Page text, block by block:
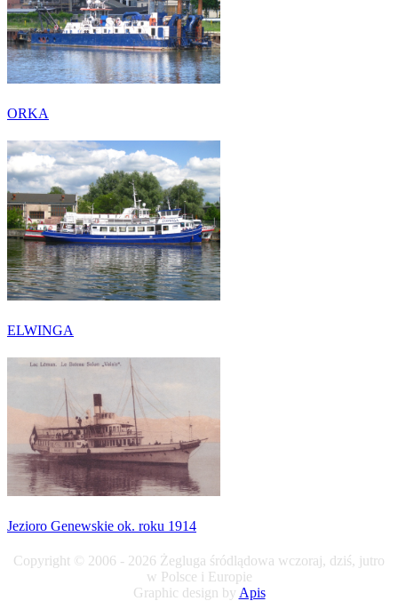
ORKA
ELWINGA
Jezioro Genewskie ok. roku 1914
Copyright © 2006 - 2026 Żegluga śródlądowa wczoraj, dziś, jutro
w Polsce i Europie
Graphic design by Apis